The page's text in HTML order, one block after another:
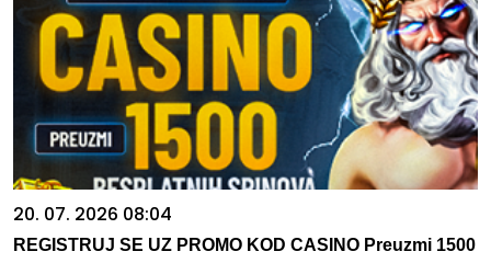
20. 07. 2026 08:04
REGISTRUJ SE UZ PROMO KOD CASINO Preuzmi 1500